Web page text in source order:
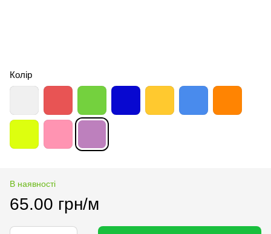
Колір
В наявності
65.00 грн/м